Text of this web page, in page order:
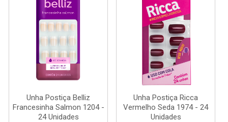
Unha Postiça Belliz
Francesinha Salmon 1204 -
24 Unidades
Unha Postiça Ricca
Vermelho Seda 1974 - 24
Unidades